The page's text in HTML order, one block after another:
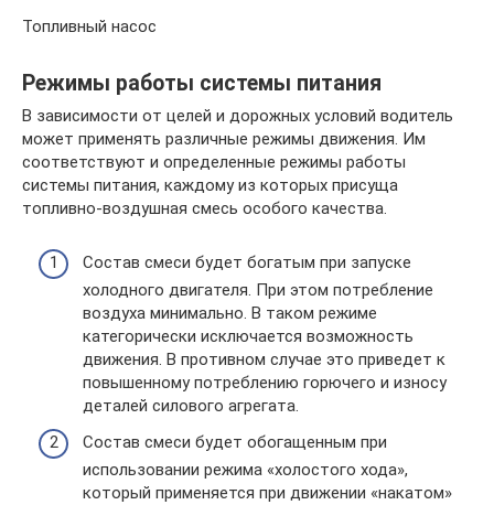
Топливный насос
Режимы работы системы питания
В зависимости от целей и дорожных условий водитель
может применять различные режимы движения. Им
соответствуют и определенные режимы работы
системы питания, каждому из которых присуща
топливно-воздушная смесь особого качества.
Состав смеси будет богатым при запуске
холодного двигателя. При этом потребление
воздуха минимально. В таком режиме
категорически исключается возможность
движения. В противном случае это приведет к
повышенному потреблению горючего и износу
деталей силового агрегата.
Состав смеси будет обогащенным при
использовании режима «холостого хода»,
который применяется при движении «накатом»